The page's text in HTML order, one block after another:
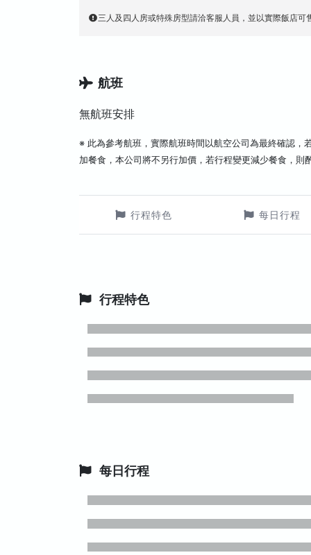
三人及四人房或特殊房型請洽客服人員，並以實際飯店可
航班
無航班安排
※ 此為參考航班，實際航班時間以航空公司為最終確認，
加餐食，本公司將不另行加價，若行程變更減少餐食，則
行程特色 每日行程
行程特色
每日行程